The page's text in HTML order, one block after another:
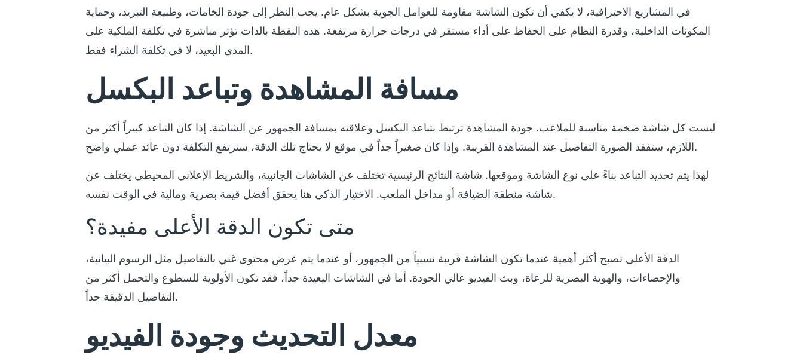
في المشاريع الاحترافية، لا يكفي أن تكون الشاشة مقاومة للعوامل الجوية بشكل عام. يجب النظر إلى جودة الخامات، وطبيعة التبريد، وحماية
المكونات الداخلية، وقدرة النظام على الحفاظ على أداء مستقر في درجات حرارة مرتفعة. هذه النقطة بالذات تؤثر مباشرة في تكلفة الملكية على
المدى البعيد، لا في تكلفة الشراء فقط.
مسافة المشاهدة وتباعد البكسل
ليست كل شاشة ضخمة مناسبة للملاعب. جودة المشاهدة ترتبط بتباعد البكسل وعلاقته بمسافة الجمهور عن الشاشة. إذا كان التباعد كبيراً أكثر من
اللازم، ستفقد الصورة التفاصيل عند المشاهدة القريبة. وإذا كان صغيراً جداً في موقع لا يحتاج تلك الدقة، سترتفع التكلفة دون عائد عملي واضح.
لهذا يتم تحديد التباعد بناءً على نوع الشاشة وموقعها. شاشة النتائج الرئيسية تختلف عن الشاشات الجانبية، والشريط الإعلاني المحيطي يختلف عن
شاشة منطقة الضيافة أو مداخل الملعب. الاختيار الذكي هنا يحقق أفضل قيمة بصرية ومالية في الوقت نفسه.
متى تكون الدقة الأعلى مفيدة؟
الدقة الأعلى تصبح أكثر أهمية عندما تكون الشاشة قريبة نسبياً من الجمهور، أو عندما يتم عرض محتوى غني بالتفاصيل مثل الرسوم البيانية،
والإحصاءات، والهوية البصرية للرعاة، وبث الفيديو عالي الجودة. أما في الشاشات البعيدة جداً، فقد تكون الأولوية للسطوع والتحمل أكثر من
التفاصيل الدقيقة جداً.
معدل التحديث وجودة الفيديو